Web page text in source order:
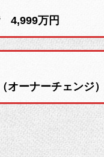
4,999万円
オーナーチェンジ